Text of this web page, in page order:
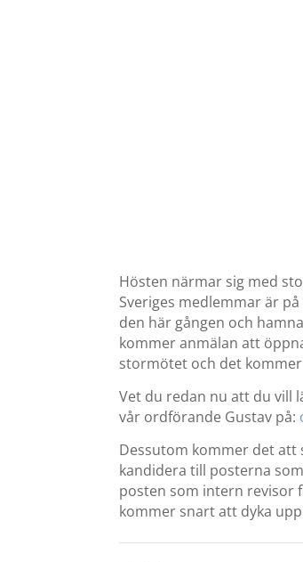
Hösten närmar sig med
Sveriges medlemmar är
den här gången och
kommer anmälan att
stormötet och det
Vet du redan nu att du vill
vår ordförande Gustav på:
Dessutom kommer det
kandidera till posterna
posten som intern revisor
kommer snart att dyka